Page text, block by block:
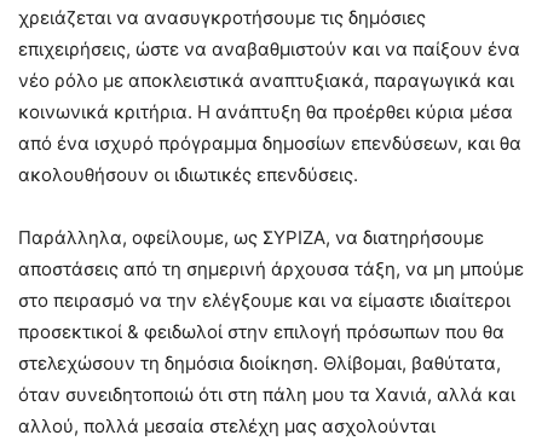
χρειάζεται να ανασυγκροτήσουμε τις δημόσιες
επιχειρήσεις, ώστε να αναβαθμιστούν και να παίξουν ένα
νέο ρόλο με αποκλειστικά αναπτυξιακά, παραγωγικά και
κοινωνικά κριτήρια. Η ανάπτυξη θα προέρθει κύρια μέσα
από ένα ισχυρό πρόγραμμα δημοσίων επενδύσεων, και θα
ακολουθήσουν οι ιδιωτικές επενδύσεις.
Παράλληλα, οφείλουμε, ως ΣΥΡΙΖΑ, να διατηρήσουμε
αποστάσεις από τη σημερινή άρχουσα τάξη, να μη μπούμε
στο πειρασμό να την ελέγξουμε και να είμαστε ιδιαίτεροι
προσεκτικοί & φειδωλοί στην επιλογή πρόσωπων που θα
στελεχώσουν τη δημόσια διοίκηση. Θλίβομαι, βαθύτατα,
όταν συνειδητοποιώ ότι στη πάλη μου τα Χανιά, αλλά και
αλλού, πολλά μεσαία στελέχη μας ασχολούνται